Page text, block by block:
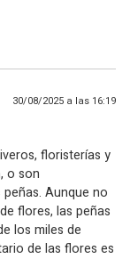
30/08/2025 a las 16:19
floristerías y
o son
Aunque no
flores, las peñas
los miles de
de las flores es